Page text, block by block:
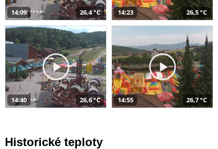
14:09 26,4 °C 14:23 26,5 °C
14:40 26,6 °C 14:55 26,7 °C
Historické teploty